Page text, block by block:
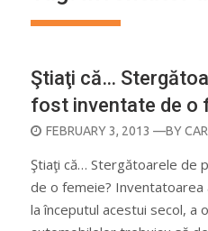
Ştiaţi că…
fost inventate de o
POSTED
FEBRUARY 3, 2013 —BY
Ştiaţi că… Stergătoarele de
de o femeie? Inventatoarea
la începutul acestui secol, a